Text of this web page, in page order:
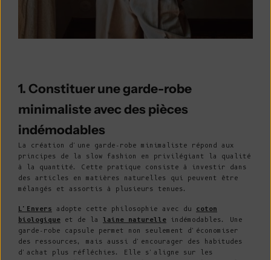
1. Constituer une garde-robe
minimaliste avec des pièces
indémodables
La création d'une garde-robe minimaliste répond aux
principes de la slow fashion en privilégiant la qualité
à la quantité. Cette pratique consiste à investir dans
des articles en matières naturelles qui peuvent être
mélangés et assortis à plusieurs tenues.
L'Envers adopte cette philosophie avec du coton
biologique et de la laine naturelle indémodables. Une
garde-robe capsule permet non seulement d'économiser
des ressources, mais aussi d'encourager des habitudes
d'achat plus réfléchies. Elle s'aligne sur les